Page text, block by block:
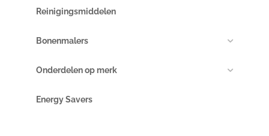
Reinigingsmiddelen
Bonenmalers
Onderdelen op merk
Energy Savers